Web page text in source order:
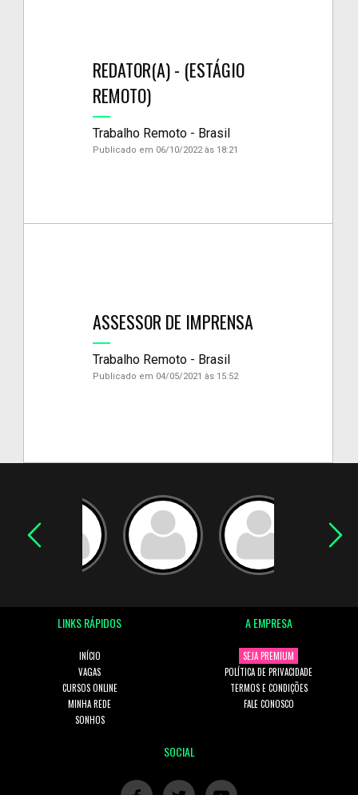
REDATOR(A) - (ESTÁGIO
REMOTO)
Trabalho Remoto - Brasil
Publicado em 06/10/2022 às 18:21
ASSESSOR DE IMPRENSA
Trabalho Remoto - Brasil
Publicado em 04/05/2021 às 15:52
LINKS RÁPIDOS
INÍCIO
VAGAS
CURSOS ONLINE
MINHA REDE
SONHOS
A EMPRESA
SEJA PREMIUM
POLÍTICA DE PRIVACIDADE
TERMOS E CONDIÇÕES
FALE CONOSCO
SOCIAL